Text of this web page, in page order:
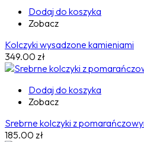
Dodaj do koszyka
Zobacz
Kolczyki wysadzone kamieniami
349.00 zł
Dodaj do koszyka
Zobacz
Srebrne kolczyki z
185.00 zł